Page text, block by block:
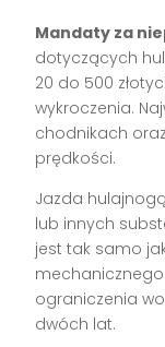
Mandaty za
dotyczących
20 do 500
wykroczenia.
chodnikach
prędkości.
Jazda
lub innych
jest tak samo
ograniczenia
dwóch lat.